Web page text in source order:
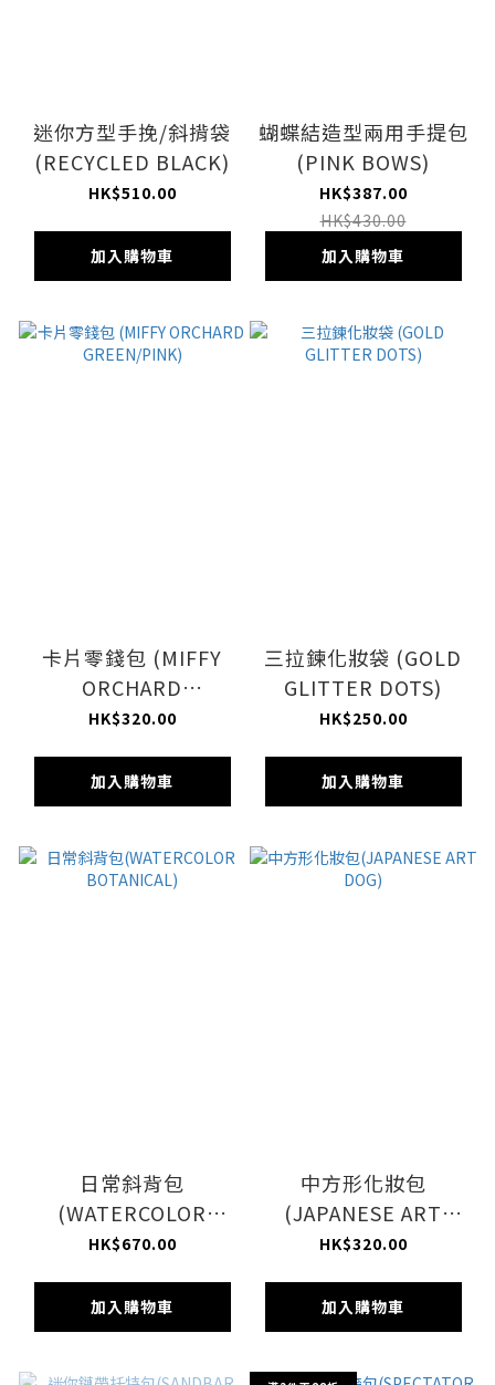
迷你方型手挽/斜揹袋
(RECYCLED BLACK)
HK$510.00
加入購物車
蝴蝶結造型兩用手提包
(PINK BOWS)
HK$387.00
HK$430.00
加入購物車
卡片零錢包 (MIFFY
ORCHARD
GREEN/PINK)
HK$320.00
加入購物車
三拉鍊化妝袋 (GOLD
GLITTER DOTS)
HK$250.00
加入購物車
日常斜背包
(WATERCOLOR
BOTANICAL)
HK$670.00
加入購物車
中方形化妝包
(JAPANESE ART
DOG)
HK$320.00
加入購物車